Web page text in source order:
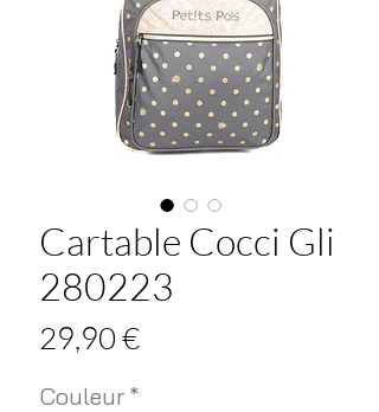
Cartable Cocci Gli
280223
29,90 €Prix
Couleur *